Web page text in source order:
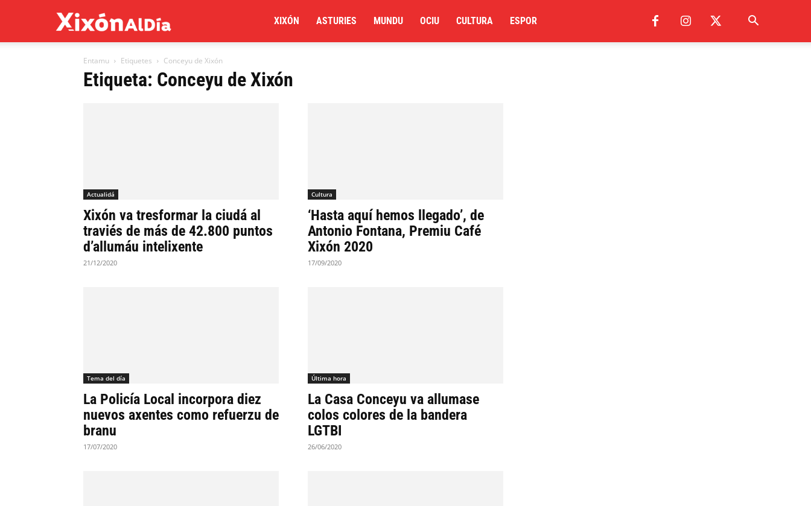
al
XIXÓN ASTURIES MUNDU OCIU CULTURA ESPOR
Entamu Etiquetes Conceyu de Xixón
Etiqueta: Conceyu de Xixón
Actualidá
Xixón va tresformar la ciudá al
traviés de más de 42.800 puntos
d’allumáu intelixente
21/12/2020
Cultura
‘Hasta aquí hemos llegado’, de
Antonio Fontana, Premiu Café
Xixón 2020
17/09/2020
Tema del día
La Policía Local incorpora diez
nuevos axentes como refuerzu de
branu
17/07/2020
Última hora
La Casa Conceyu va allumase
colos colores de la bandera
LGTBI
26/06/2020